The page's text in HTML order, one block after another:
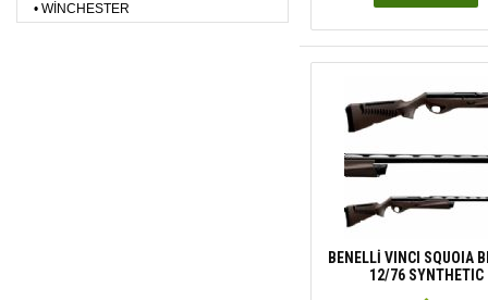
• WİNCHESTER
BENELLİ VINCI SQUOIA
12/76 SYNTHETIC